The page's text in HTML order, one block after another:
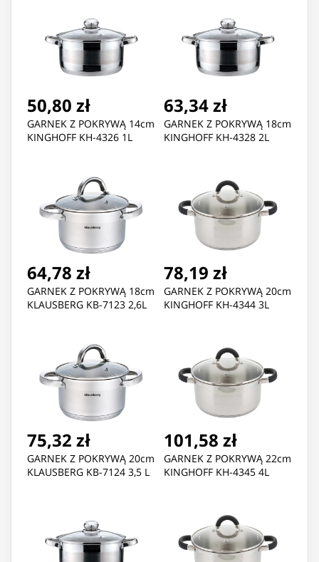
50,80 zł
GARNEK Z POKRYWĄ 14cm
KINGHOFF KH-4326 1L
63,34 zł
GARNEK Z POKRYWĄ 18cm
KINGHOFF KH-4328 2L
64,78 zł
GARNEK Z POKRYWĄ 18cm
KLAUSBERG KB-7123 2,6L
78,19 zł
GARNEK Z POKRYWĄ 20cm
KINGHOFF KH-4344 3L
75,32 zł
GARNEK Z POKRYWĄ 20cm
KLAUSBERG KB-7124 3,5 L
101,58 zł
GARNEK Z POKRYWĄ 22cm
KINGHOFF KH-4345 4L